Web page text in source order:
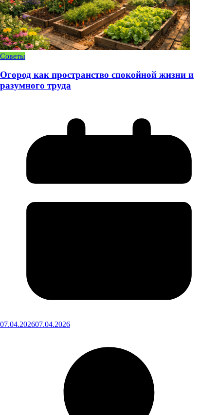
Советы
Огород как пространство спокойной жизни и
разумного труда
07.04.202607.04.2026